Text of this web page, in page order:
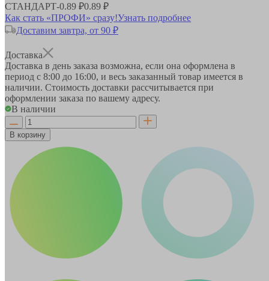
СТАНДАРТ-0.89 ₽0.89 ₽
Как стать «ПРОФИ» сразу!Узнать подробнее
Доставим завтра, от 90 ₽
Доставка
Доставка в день заказа возможна, если она оформлена в
период с 8:00 до 16:00, и весь заказанный товар имеется в
наличии. Стоимость доставки рассчитывается при
оформлении заказа по вашему адресу.
В наличии
В корзину